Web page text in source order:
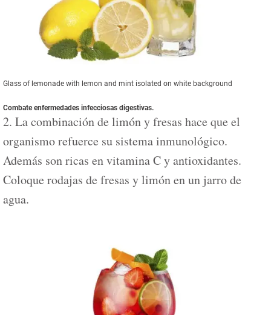
Glass of lemonade with lemon and mint isolated on white background
Combate enfermedades infecciosas digestivas.
2. La combinación de limón y fresas hace que el
organismo refuerce su sistema inmunológico.
Además son ricas en vitamina C y antioxidantes.
Coloque rodajas de fresas y limón en un jarro de
agua.